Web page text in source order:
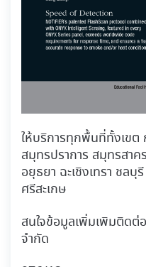
ให้บริการทุกพื้นที่ทั้งเขต
สมุทรปราการ สมุทรสา
อยุธยา ฉะเชิงเทรา ชล
ศรีสะเกษ
สนใจข้อมูลเพิ่มเพิมติดต่
จำกัด